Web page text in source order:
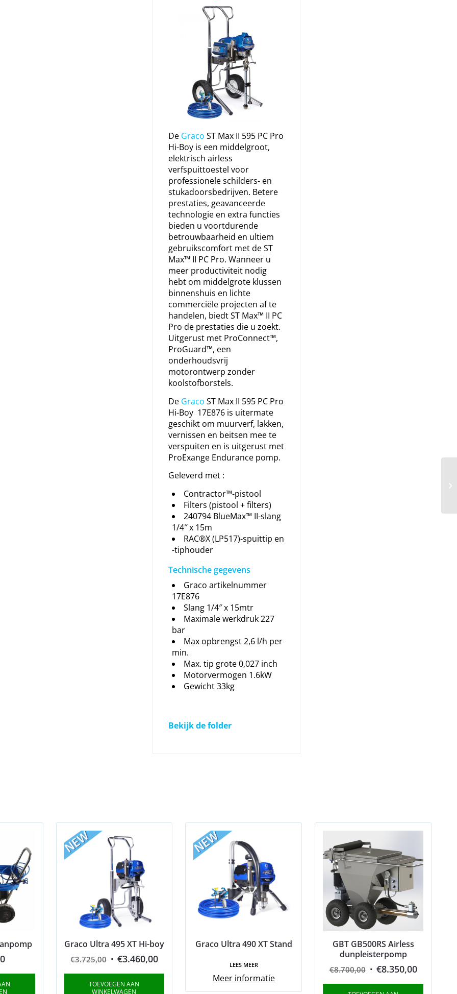
De Graco ST Max II 595 PC Pro
Hi-Boy is een middelgroot,
elektrisch airless
verfspuittoestel voor
professionele schilders- en
stukadoorsbedrijven. Betere
prestaties, geavanceerde
technologie en extra functies
bieden u voortdurende
betrouwbaarheid en ultiem
gebruikscomfort met de ST
Max™ II PC Pro. Wanneer u
meer productiviteit nodig
hebt om middelgrote klussen
binnenshuis en lichte
commerciële projecten af te
handelen, biedt ST Max™ II PC
Pro de prestaties die u zoekt.
Uitgerust met ProConnect™,
ProGuard™, een
onderhoudsvrij
motorontwerp zonder
koolstofborstels.
De Graco ST Max II 595 PC Pro
Hi-Boy 17E876 is uitermate
geschikt om muurverf, lakken,
vernissen en beitsen mee te
verspuiten en is uitgerust met
ProExange Endurance pomp.
Geleverd met :
Contractor™-pistool
Filters (pistool + filters)
240794 BlueMax™ II-slang
1/4″ x 15m
RAC®X (LP517)-spuittip en
-tiphouder
Technische gegevens
Graco artikelnummer
17E876
Slang 1/4″ x 15mtr
Maximale werkdruk 227
bar
Max opbrengst 2,6 l/h per
min.
Max. tip grote 0,027 inch
Motorvermogen 1.6kW
Gewicht 33kg
Bekijk de folder
Graco Ultra 495 XT Hi-boy
€3.725,00 Original
price
was:
€3.460,00Current
price
TOEVOEGEN AAN
WINKELWAGEN
Graco Ultra 490 XT Stand
LEES MEER
Meer informatie
GBT GB500RS Airless
dunpleisterpomp
€8.700,00 Original
price
€8.350,00Current
price